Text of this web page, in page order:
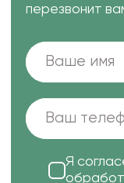
перезвонит
Я